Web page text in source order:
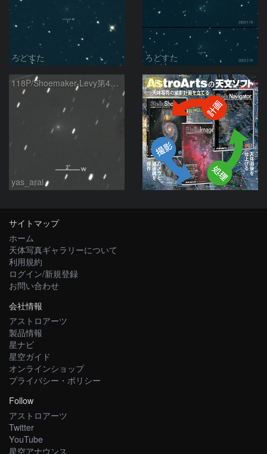
ろどすた ろどすた
118P/Shoemaker-Levy第4彗星
yas_arai
PR
サイトマップ
ホーム
天体写真ギャラリーについて
利用規約
ログイン/新規登録
お問い合わせ
会社情報
アストロアーツ
製品情報
星ナビ
星空ガイド
オンラインショップ
プライバシー・ポリシー
Follow
アストロアーツ
Twitter
YouTube
星空アナウンス